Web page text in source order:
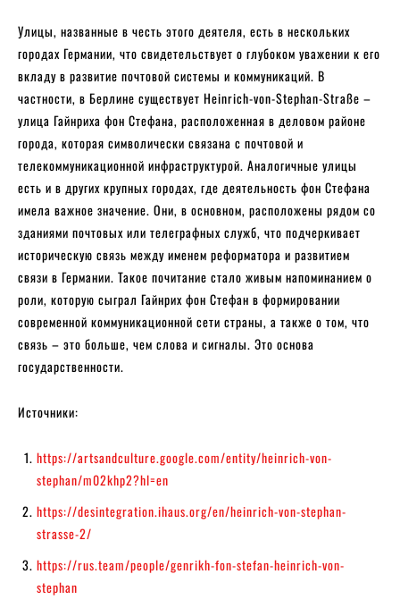
Улицы, названные в честь этого деятеля, есть в нескольких
городах Германии, что свидетельствует о глубоком уважении к его
вкладу в развитие почтовой системы и коммуникаций. В
частности, в Берлине существует Heinrich-von-Stephan-Straße –
улица Гайнриха фон Стефана, расположенная в деловом районе
города, которая символически связана с почтовой и
телекоммуникационной инфраструктурой. Аналогичные улицы
есть и в других крупных городах, где деятельность фон Стефана
имела важное значение. Они, в основном, расположены рядом со
зданиями почтовых или телеграфных служб, что подчеркивает
историческую связь между именем реформатора и развитием
связи в Германии. Такое почитание стало живым напоминанием о
роли, которую сыграл Гайнрих фон Стефан в формировании
современной коммуникационной сети страны, а также о том, что
связь – это больше, чем слова и сигналы. Это основа
государственности.
Источники:
https://artsandculture.google.com/entity/heinrich-von-
stephan/m02khp2?hl=en
https://desintegration.ihaus.org/en/heinrich-von-stephan-
strasse-2/
https://rus.team/people/genrikh-fon-stefan-heinrich-von-
stephan